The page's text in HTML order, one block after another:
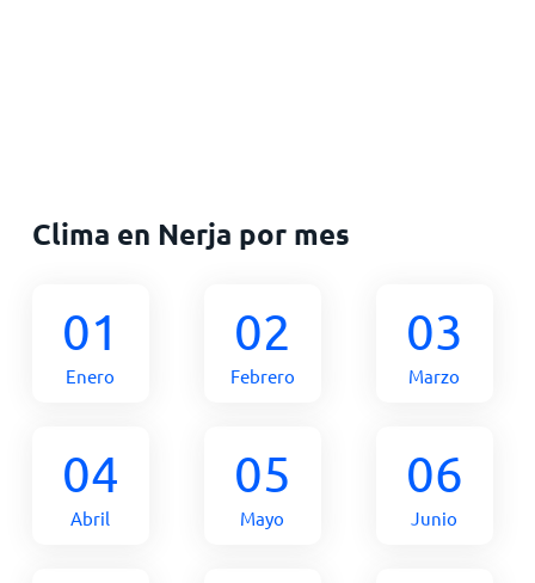
Clima en Nerja por mes
01
Enero
02
Febrero
03
Marzo
04
Abril
05
Mayo
06
Junio